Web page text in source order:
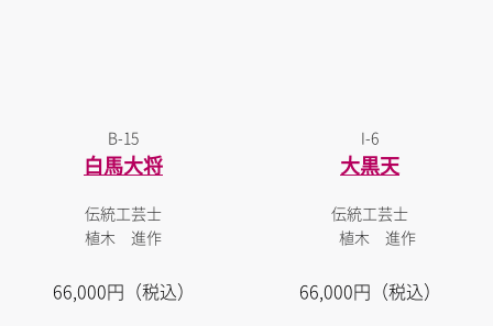
B-15
白馬大将
伝統工芸士
植木 進作
66,000円（税込）
I-6
大黒天
伝統工芸士
植木 進作
66,000円（税込）